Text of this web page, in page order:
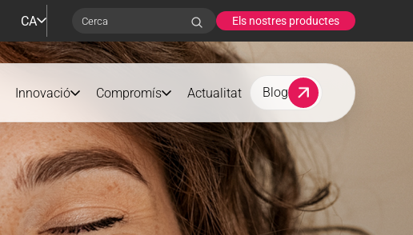
CA Search Els nostres productes
Innovació Compromís Actualitat Blog